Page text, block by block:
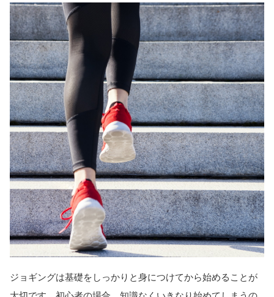
ジョギングは基礎をしっかりと身につけてから始めることが